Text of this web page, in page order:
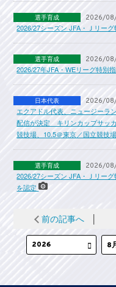
選手育成 2026/
2026/27シーズン JFA・Ｊリー
選手育成 2026/
2026/27年JFA・WEリーグ特別
日本代表 2026/
エクアドル代表、ニュージーラ
配信が決定 キリンカップサッ
競技場、10.5＠東京／国立競技
選手育成 2026/
2026/27シーズン JFA・Ｊリー
を認定
前の記事へ